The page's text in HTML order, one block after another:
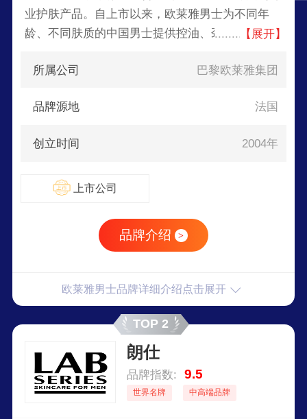
业护肤产品。自上市以来，欧莱雅男士为不同年
龄、不同肤质的中国男士提供控油、劲能、抗皱三
国男士提供更全面的护理选择。
【展开】
所属公司 巴黎欧莱雅集团
品牌源地 法国
创立时间 2004年
上市公司
品牌介绍 >
欧莱雅男士品牌详细介绍点击展开
TOP 2
朗仕
品牌指数: 9.5
世界名牌 中高端品牌